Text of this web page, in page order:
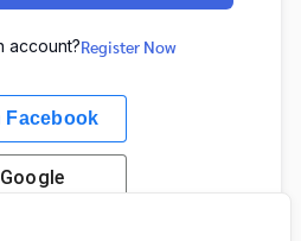
account?Register Now
Facebook
Google